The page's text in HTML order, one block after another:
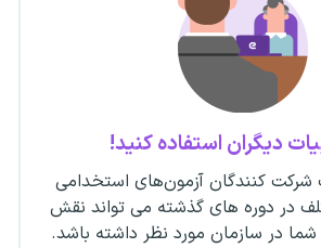
دیگران استفاده کنید!
شرکت کنندگان آزمون‌های استخدامی
در دوره های گذشته می تواند نقش
شما در سازمان مورد نظر داشته باشد.